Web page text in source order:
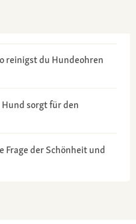
reinigst du Hundeohren
sorgt für den
Frage der Schönheit und